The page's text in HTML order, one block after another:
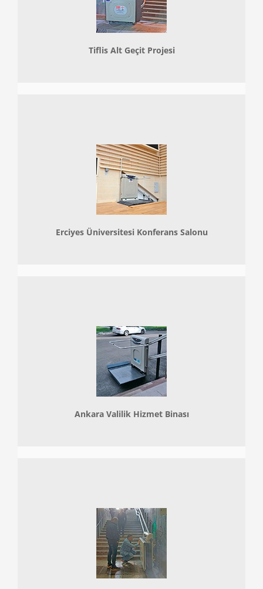
Tiflis Alt Geçit Projesi
Erciyes Üniversitesi Konferans Salonu
Ankara Valilik Hizmet Binası